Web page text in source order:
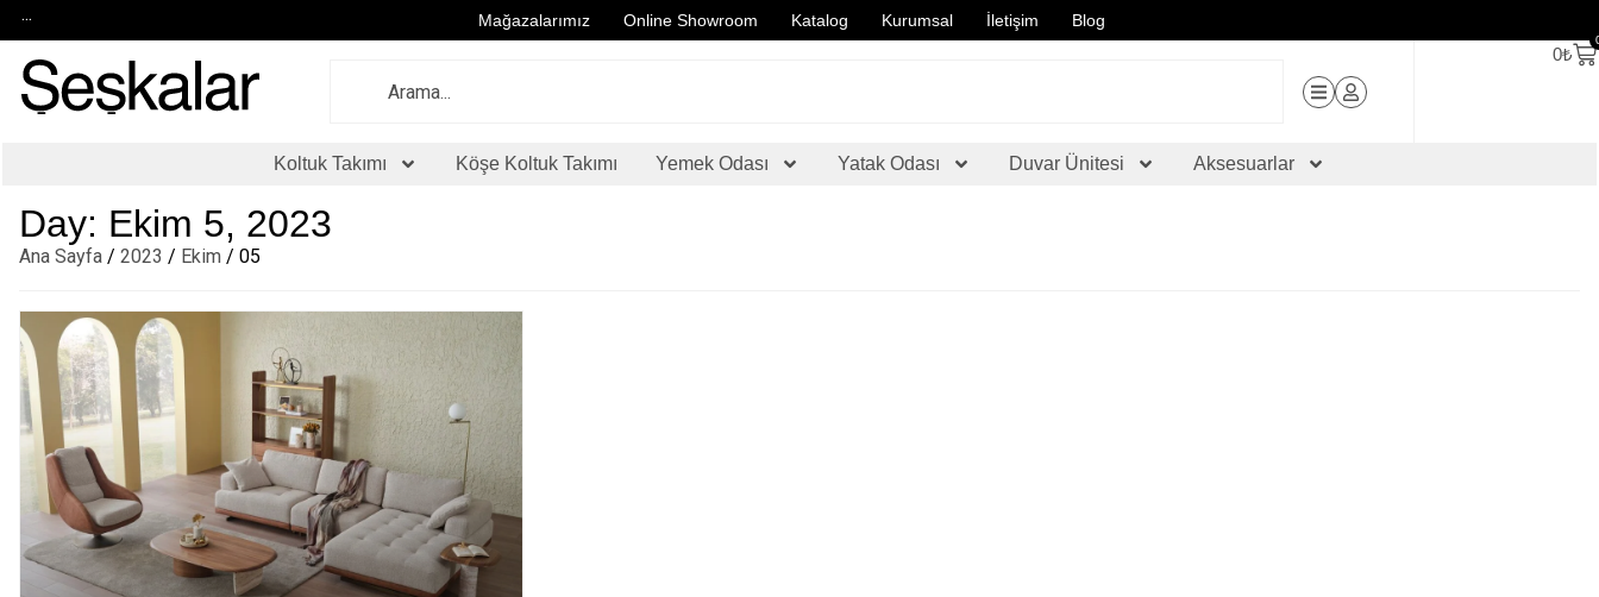
... Mağazalarımız Online Showroom Katalog Kurumsal İletişim Blog
0₺
Koltuk Takımı Köşe Koltuk Takımı Yemek Odası Yatak Odası Duvar Ünitesi Aksesuarlar
Day: Ekim 5, 2023
Ana Sayfa / 2023 / Ekim / 05